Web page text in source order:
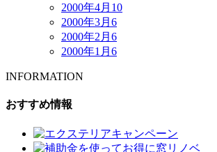
2000年4月 10
2000年3月 6
2000年2月 6
2000年1月 6
INFORMATION
おすすめ情報